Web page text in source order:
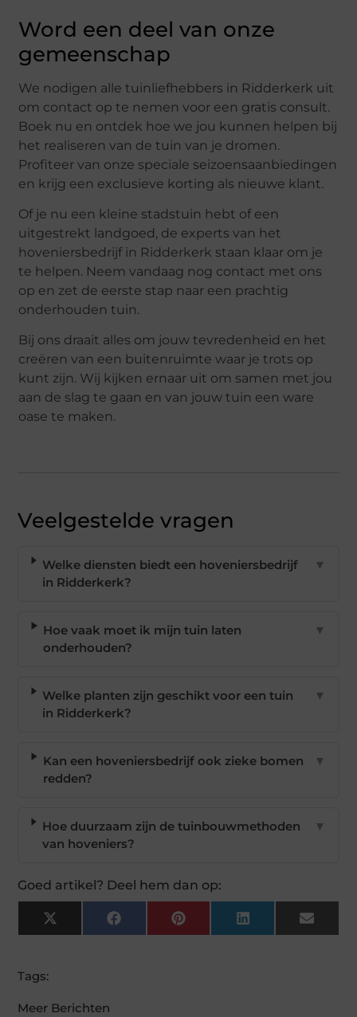
Word een deel van onze
gemeenschap
We nodigen alle tuinliefhebbers in Ridderkerk uit
om contact op te nemen voor een gratis consult.
Boek nu en ontdek hoe we jou kunnen helpen bij
het realiseren van de tuin van je dromen.
Profiteer van onze speciale seizoensaanbiedingen
en krijg een exclusieve korting als nieuwe klant.
Of je nu een kleine stadstuin hebt of een
uitgestrekt landgoed, de experts van het
hoveniersbedrijf in Ridderkerk staan klaar om je
te helpen. Neem vandaag nog contact met ons
op en zet de eerste stap naar een prachtig
onderhouden tuin.
Bij ons draait alles om jouw tevredenheid en het
creëren van een buitenruimte waar je trots op
kunt zijn. Wij kijken ernaar uit om samen met jou
aan de slag te gaan en van jouw tuin een ware
oase te maken.
Veelgestelde vragen
Welke diensten biedt een hoveniersbedrijf
in Ridderkerk?
▼
Hoe vaak moet ik mijn tuin laten
onderhouden?
▼
Welke planten zijn geschikt voor een tuin
in Ridderkerk?
▼
Kan een hoveniersbedrijf ook zieke bomen
redden?
▼
Hoe duurzaam zijn de tuinbouwmethoden
van hoveniers?
▼
Goed artikel? Deel hem dan op:
X
(Twitter)
FacebookPinterest LinkedIn Email
Tags:
Meer Berichten